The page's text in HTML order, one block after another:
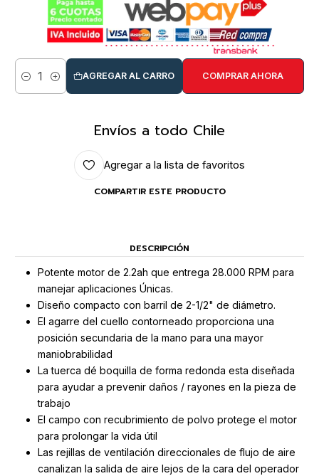
Cantidad
AGREGAR AL CARRO COMPRAR AHORA
Envíos a todo Chile
Agregar a la lista de favoritos
COMPARTIR ESTE PRODUCTO
DESCRIPCIÓN
Potente motor de 2.2ah que entrega 28.000 RPM para
manejar aplicaciones Únicas.
Diseño compacto con barril de 2-1/2" de diámetro.
El agarre del cuello contorneado proporciona una
posición secundaria de la mano para una mayor
maniobrabilidad
La tuerca dé boquilla de forma redonda esta diseñada
para ayudar a prevenir daños / rayones en la pieza de
trabajo
El campo con recubrimiento de polvo protege el motor
para prolongar la vida útil
Las rejillas de ventilación direccionales de flujo de aire
canalizan la salida de aire lejos de la cara del operador